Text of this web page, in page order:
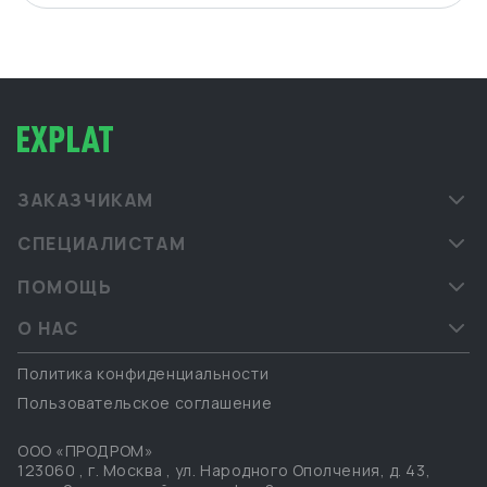
ЗАКАЗЧИКАМ
СПЕЦИАЛИСТАМ
ПОМОЩЬ
О НАС
Политика конфиденциальности
Пользовательское соглашение
ООО «ПРОДРОМ»
123060 , г. Москва , ул. Народного Ополчения, д. 43,